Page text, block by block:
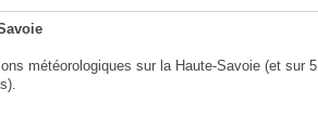
météorologiques sur la Haute-Savoie (et sur 5